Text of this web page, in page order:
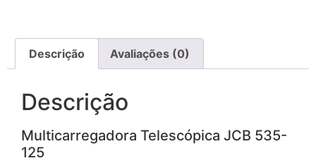
Descrição Avaliações (0)
Descrição
Multicarregadora Telescópica JCB 535-
125